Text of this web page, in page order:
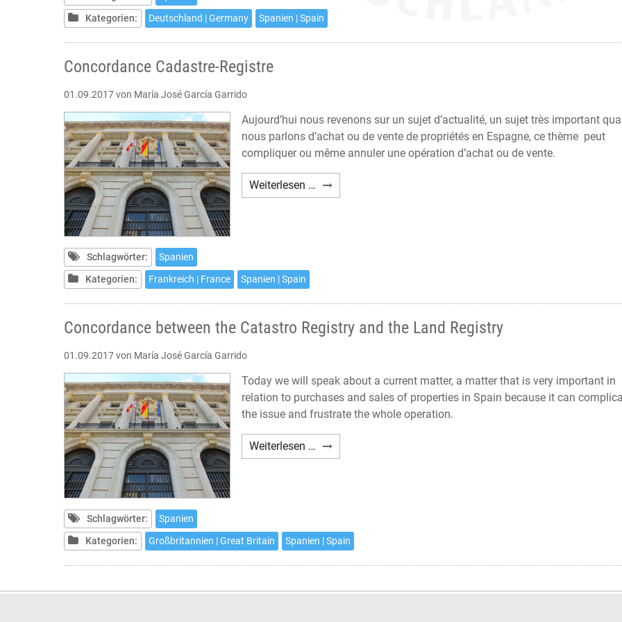
in
Spanien
Kategorien:
Deutschland | Germany Spanien | Spain
Concordance Cadastre-Registre
01.09.2017von María José García Garrido
Aujourd’hui nous revenons sur un sujet d’actualité, un sujet très important
nous parlons d’achat ou de vente de propriétés en Espagne, ce thème peut
compliquer ou même annuler une opération d’achat ou de vente.
Weiterlesen … Concordance
Cadastre-
Schlagwörter:
Spanien
Kategorien:
Frankreich | France Spanien | Spain
Concordance between the Catastro Registry and the Land Registry
01.09.2017von María José García Garrido
Today we will speak about a current matter, a matter that is very important in
relation to purchases and sales of properties in Spain because it can
the issue and frustrate the whole operation.
Weiterlesen … Concordance
between
and
the
Land
Schlagwörter:
Spanien
Kategorien:
Großbritannien | Great Britain Spanien | Spain